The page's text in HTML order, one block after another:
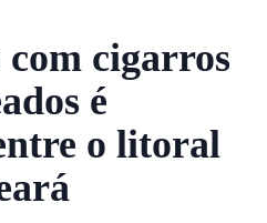
cigarros
é
o litoral